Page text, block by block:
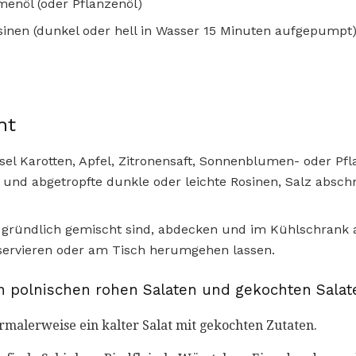
(oder Pflanzenöl)
(dunkel oder hell in Wasser 15 Minuten aufgepumpt)
Karotten, Apfel, Zitronensaft, Sonnenblumen- oder
abgetropfte dunkle oder leichte Rosinen, Salz
gemischt sind, abdecken und im Kühlschrank
oder am Tisch herumgehen lassen.
polnischen rohen Salaten und gekochten
ein kalter Salat mit gekochten Zutaten.